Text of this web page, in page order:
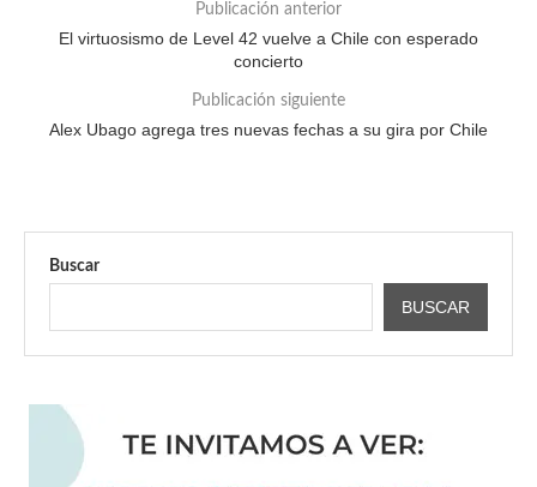
Publicación anterior
El virtuosismo de Level 42 vuelve a Chile con esperado
concierto
Publicación siguiente
Alex Ubago agrega tres nuevas fechas a su gira por Chile
Buscar
BUSCAR